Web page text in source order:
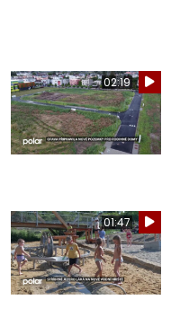
02:19
01:47